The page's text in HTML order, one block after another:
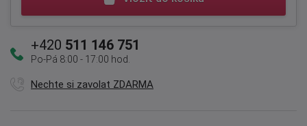
+420 511 146 751
Po-Pá 8:00 - 17:00 hod.
Nechte si zavolat ZDARMA